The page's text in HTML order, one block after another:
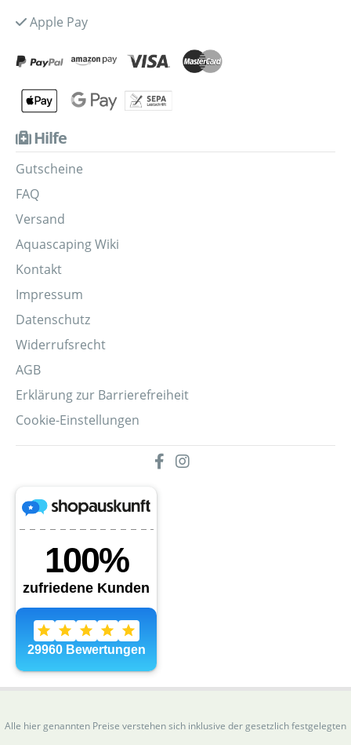
Apple Pay
Hilfe
Gutscheine
FAQ
Versand
Aquascaping Wiki
Kontakt
Impressum
Datenschutz
Widerrufsrecht
AGB
Erklärung zur Barrierefreiheit
Cookie-Einstellungen
Alle hier genannten Preise verstehen sich inklusive der gesetzlich festgelegten